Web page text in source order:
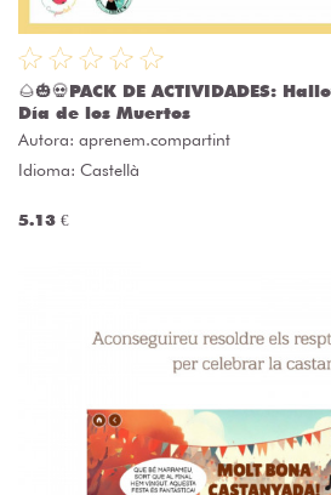
🌰🎃💀PACK DE ACTIVIDADES:
Día de los Muertos
Autora: aprenem.compartint
Idioma: Castellà
5.13 €